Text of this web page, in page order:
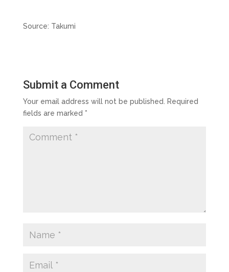
Source: Takumi
Submit a Comment
Your email address will not be published.
Required
fields are marked *